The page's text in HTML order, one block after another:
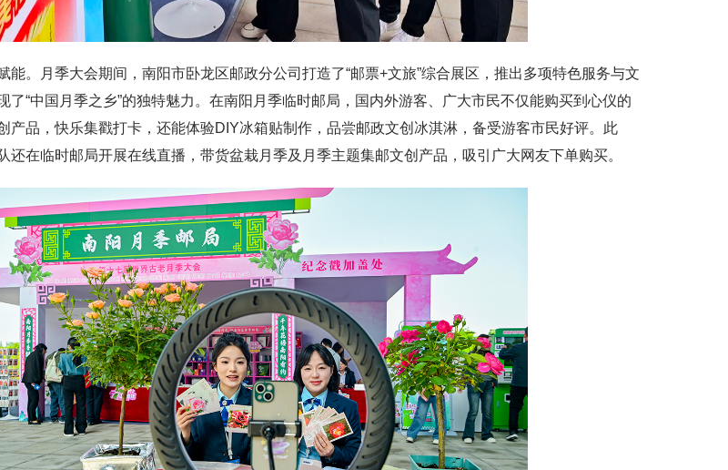
。月季大会期间，南阳市卧龙区邮政分公司打造了“邮票+文旅”综合展区，推出多项特色服务与文
了“中国月季之乡”的独特魅力。在南阳月季临时邮局，国内外游客、广大市民不仅能购买到心仪的
产品，快乐集戳打卡，还能体验DIY冰箱贴制作，品尝邮政文创冰淇淋，备受游客市民好评。此
还在临时邮局开展在线直播，带货盆栽月季及月季主题集邮文创产品，吸引广大网友下单购买。